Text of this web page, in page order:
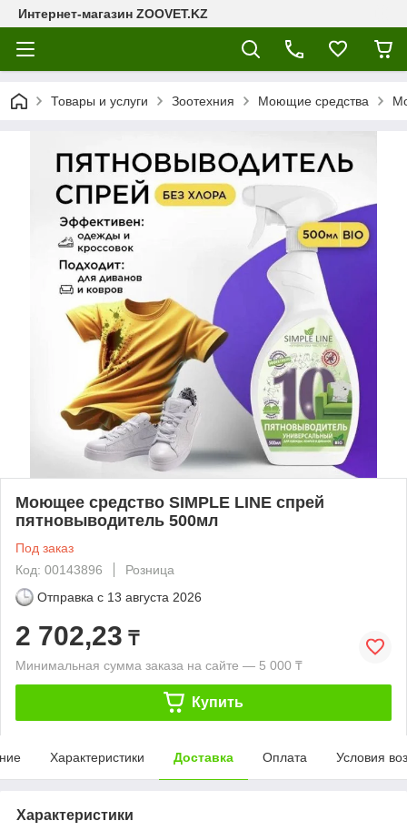
Интернет-магазин ZOOVET.KZ
Товары и услуги Зоотехния Моющие средства
Моющее средство SIMPLE LINE спрей
пятновыводитель 500мл
Под заказ
Код: 00143896
Розница
Отправка с 13 августа 2026
2 702,23 ₸
Минимальная сумма заказа на сайте — 5 000 ₸
Купить
Характеристики Доставка Оплата Условия
Характеристики